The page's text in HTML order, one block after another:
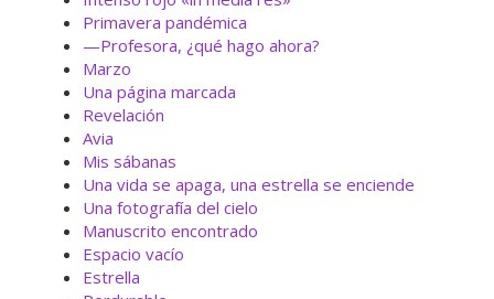
Primavera pandémica
—Profesora, ¿qué hago ahora?
Marzo
Una página marcada
Revelación
Avia
Mis sábanas
Una vida se apaga, una estrella se enciende
Una fotografía del cielo
Manuscrito encontrado
Espacio vacío
Estrella